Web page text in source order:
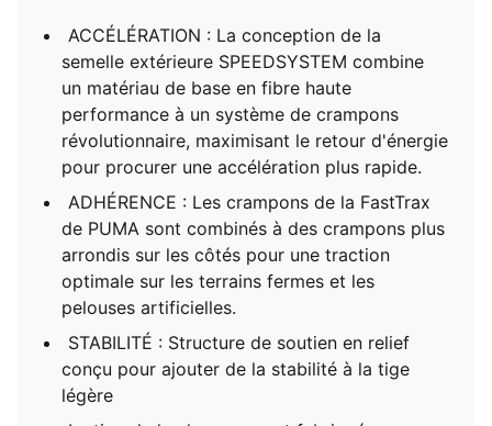
ACCÉLÉRATION : La conception de la
semelle extérieure SPEEDSYSTEM combine
un matériau de base en fibre haute
performance à un système de crampons
révolutionnaire, maximisant le retour d'énergie
pour procurer une accélération plus rapide.
ADHÉRENCE : Les crampons de la FastTrax
de PUMA sont combinés à des crampons plus
arrondis sur les côtés pour une traction
optimale sur les terrains fermes et les
pelouses artificielles.
STABILITÉ : Structure de soutien en relief
conçu pour ajouter de la stabilité à la tige
légère